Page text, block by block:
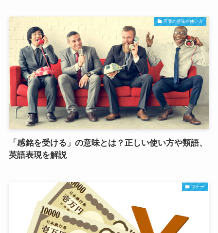
言葉の意味や使い方
「感銘を受ける」の意味とは？正しい使い方や類語、
英語表現を解説
マナー